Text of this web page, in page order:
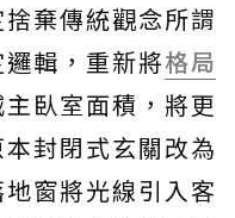
棄傳統觀念所謂
邏輯，重新將格局
臥室面積，將更
封閉式玄關改為
窗將光線引入客